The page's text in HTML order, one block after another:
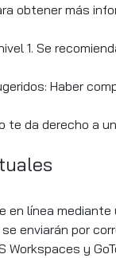
obtener más
1. Se
Haber
te da derecho a
en línea
enviarán por
Workspaces y